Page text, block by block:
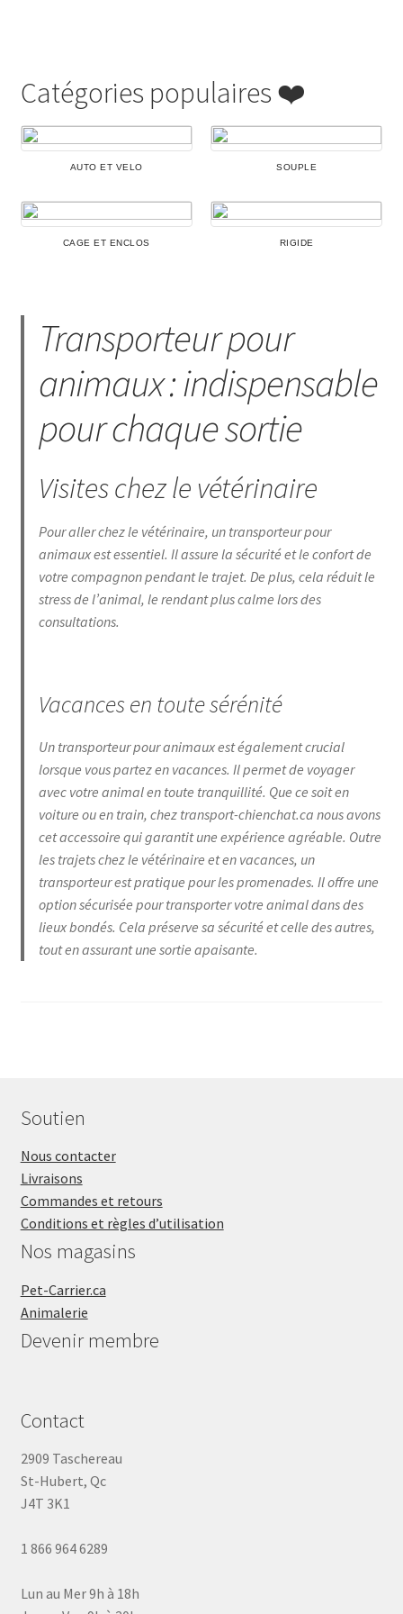
Catégories populaires ❤️
AUTO ET VELO SOUPLE
CAGE ET ENCLOS RIGIDE
Transporteur pour
animaux : indispensable
pour chaque sortie
Visites chez le vétérinaire
Pour aller chez le vétérinaire, un transporteur pour
animaux est essentiel. Il assure la sécurité et le confort de
votre compagnon pendant le trajet. De plus, cela réduit le
stress de l’animal, le rendant plus calme lors des
consultations.
Vacances en toute sérénité
Un transporteur pour animaux est également crucial
lorsque vous partez en vacances. Il permet de voyager
avec votre animal en toute tranquillité. Que ce soit en
voiture ou en train, chez transport-chienchat.ca nous avons
cet accessoire qui garantit une expérience agréable. Outre
les trajets chez le vétérinaire et en vacances, un
transporteur est pratique pour les promenades. Il offre une
option sécurisée pour transporter votre animal dans des
lieux bondés. Cela préserve sa sécurité et celle des autres,
tout en assurant une sortie apaisante.
Soutien
Nous contacter
Livraisons
Commandes et retours
Conditions et règles d’utilisation
Nos magasins
Pet-Carrier.ca
Animalerie
Devenir membre
Contact
2909 Taschereau
St-Hubert, Qc
J4T 3K1
1 866 964 6289
Lun au Mer 9h à 18h